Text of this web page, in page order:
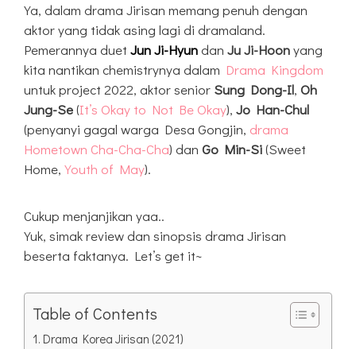
Ya, dalam drama Jirisan memang penuh dengan
aktor yang tidak asing lagi di dramaland.
Pemerannya duet Jun Ji-Hyun dan Ju Ji-Hoonyang
kita nantikan chemistrynya dalam Drama Kingdom
untuk project 2022, aktor senior Sung Dong-Il, Oh
Jung-Se(It’s Okay to Not Be Okay), Jo Han-Chul
(penyanyi gagal warga Desa Gongjin, drama
Hometown Cha-Cha-Cha) dan Go Min-Si(Sweet
Home, Youth of May).
Cukup menjanjikan yaa..
Yuk, simak review dan sinopsis drama Jirisan
beserta faktanya. Let’s get it~
Table of Contents
Drama Korea Jirisan (2021)